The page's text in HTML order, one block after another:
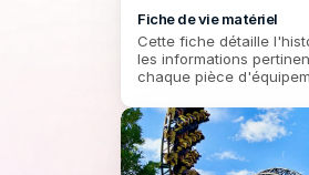
Fiche de vie matériel
Cette fiche détaille
les informations
chaque pièce
la réception jusqu'à la
incluant les données de
les interventions et les
maintenance.